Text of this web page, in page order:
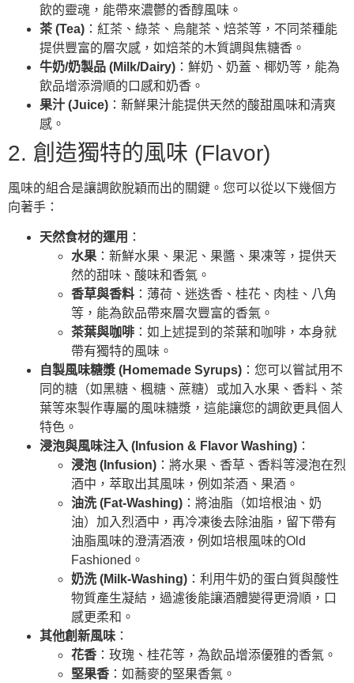
飲的靈魂，能帶來濃鬱的香醇風味。
茶 (Tea) ：紅茶、綠茶、烏龍茶、焙茶等，不同茶種能
提供豐富的層次感，如焙茶的木質調與焦糖香。
牛奶/奶製品 (Milk/Dairy) ：鮮奶、奶蓋、椰奶等，能為
飲品增添滑順的口感和奶香。
果汁 (Juice) ：新鮮果汁能提供天然的酸甜風味和清爽
感。
2. 創造獨特的風味 (Flavor)
風味的組合是讓調飲脫穎而出的關鍵。您可以從以下幾個方
向著手：
天然食材的運用 ：
水果 ：新鮮水果、果泥、果醬、果凍等，提供天
然的甜味、酸味和香氣。
香草與香料 ：薄荷、迷迭香、桂花、肉桂、八角
等，能為飲品帶來層次豐富的香氣。
茶葉與咖啡 ：如上述提到的茶葉和咖啡，本身就
帶有獨特的風味。
自製風味糖漿 (Homemade Syrups) ：您可以嘗試用不
同的糖（如黑糖、楓糖、蔗糖）或加入水果、香料、茶
葉等來製作專屬的風味糖漿，這能讓您的調飲更具個人
特色。
浸泡與風味注入 (Infusion & Flavor Washing) ：
浸泡 (Infusion) ：將水果、香草、香料等浸泡在烈
酒中，萃取出其風味，例如茶酒、果酒。
油洗 (Fat-Washing) ：將油脂（如培根油、奶
油）加入烈酒中，再冷凍後去除油脂，留下帶有
油脂風味的澄清酒液，例如培根風味的Old
Fashioned。
奶洗 (Milk-Washing) ：利用牛奶的蛋白質與酸性
物質產生凝結，過濾後能讓酒體變得更滑順，口
感更柔和。
其他創新風味 ：
花香 ：玫瑰、桂花等，為飲品增添優雅的香氣。
堅果香 ：如蕎麥的堅果香氣。